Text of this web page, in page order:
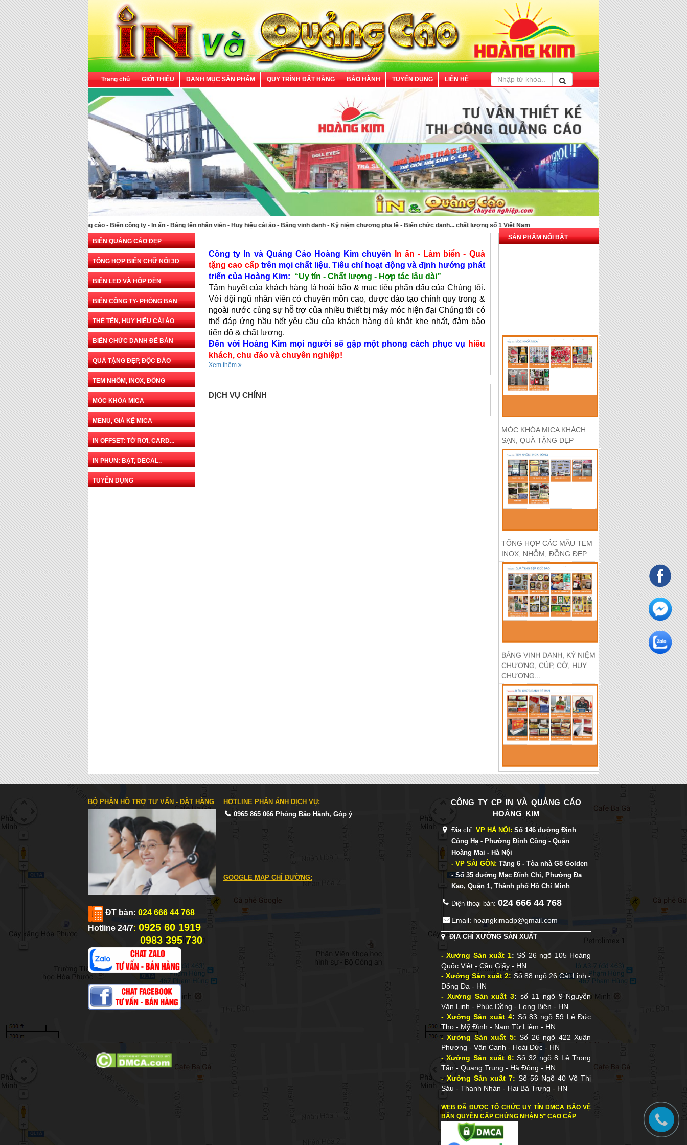
Trang chủ GIỚI THIỆU DANH MỤC SẢN PHẨM QUY TRÌNH ĐẶT HÀNG BẢO HÀNH TUYỂN DỤNG LIÊN HỆ
- thi công: Biển quảng cáo - Biển công ty - In ấn - Bảng tên nhân viên - Huy hiệu cài áo - Bảng vinh danh - Kỷ niệm chương pha lê - Biển chức danh... chất lượng số 1 Việt Nam
BIỂN QUẢNG CÁO ĐẸP
TỔNG HỢP BIỂN CHỮ NỔI 3D
BIỂN LED VÀ HỘP ĐÈN
BIỂN CÔNG TY- PHÒNG BAN
THẺ TÊN, HUY HIỆU CÀI ÁO
BIỂN CHỨC DANH ĐỂ BÀN
QUÀ TẶNG ĐẸP, ĐỘC ĐÁO
TEM NHÔM, INOX, ĐỒNG
MÓC KHÓA MICA
MENU, GIÁ KỆ MICA
IN OFFSET: TỜ RƠI, CARD...
IN PHUN: BẠT, DECAL..
TUYỂN DỤNG
Công ty In và Quảng Cáo Hoàng Kim chuyên
In ấn - Làm biển - Quà
tặng cao cấptrên mọi chất liệu. Tiêu chí hoạt động và định hướng phát
triển của Hoàng Kim: “Uy tín - Chất lượng - Hợp tác lâu dài”
Tâm huyết của khách hàng là hoài bão & mục tiêu phấn đấu của Chúng tôi.
Với đội ngũ nhân viên có chuyên môn cao, được đào tạo chính quy trong &
ngoài nước cùng sự hỗ trợ của nhiều thiết bị máy móc hiện đại Chúng tôi có
thể đáp ứng hầu hết yêu cầu của khách hàng dù khắt khe nhất, đảm bảo
tiến độ & chất lượng.
Đến với Hoàng Kim mọi người sẽ gặp một phong cách phục vụ hiếu
khách, chu đáo và chuyên nghiệp!
Xem thêm
DỊCH VỤ CHÍNH
SẢN PHẨM NỔI BẬT
MÓC KHÓA MICA KHÁCH
SẠN, QUÀ TẶNG ĐẸP
TỔNG HỢP CÁC MẪU TEM
INOX, NHÔM, ĐỒNG ĐẸP
BẢNG VINH DANH, KỶ NIỆM
CHƯƠNG, CÚP, CỜ, HUY
CHƯƠNG...
TỔNG HỢP CÁC MẪU BIỂN
CHỨC DANH ĐỂ BÀN ĐẸP
TH BẢNG TÊN NHÂN VIÊN,
HUY HIỆU CÀI ÁO CỰC ĐẸP
PHÒNG BAN, NỘI QUY ĐẸP
TỔNG HỢP BIỂN LED VÀ
HỘP ĐÈN CỰC SÁNG ĐẸP
BỘ PHẬN HỖ TRỢ TƯ VẤN - ĐẶT HÀNG
ĐT bàn: 024 666 44 768
Hotline 24/7: 0925 60 1919
0983 395 730
HOTLINE PHẢN ÁNH DỊCH VỤ:
0965 865 066 Phòng Bảo Hành, Góp ý
GOOGLE MAP CHỈ ĐƯỜNG:
CÔNG TY CP IN VÀ QUẢNG CÁO
HOÀNG KIM
Địa chỉ: VP HÀ NỘI: Số 146 đường Định
Công Hạ - Phường Định Công - Quận
Hoàng Mai - Hà Nội
- VP SÀI GÒN: Tầng 6 - Tòa nhà G8 Golden
- Số 35 đường Mạc Đĩnh Chi, Phường Đa
Kao, Quận 1, Thành phố Hồ Chí Minh
Điện thoại bàn: 024 666 44 768
Email: hoangkimadp@gmail.com
ĐỊA CHỈ XƯỞNG SẢN XUẤT
- Xưởng Sản xuất 1: Số 26 ngõ 105 Hoàng
Quốc Việt - Cầu Giấy - HN
- Xưởng Sản xuất 2: Số 88 ngõ 26 Cát Linh -
Đống Đa - HN
- Xưởng Sản xuất 3: số 11 ngõ 9 Nguyễn
Văn Linh - Phúc Đồng - Long Biên - HN
- Xưởng Sản xuất 4: Số 83 ngõ 59 Lê Đức
Thọ - Mỹ Đình - Nam Từ Liêm - HN
- Xưởng Sản xuất 5: Số 26 ngõ 422 Xuân
Phương - Vân Canh - Hoài Đức - HN
- Xưởng Sản xuất 6: Số 32 ngõ 8 Lê Trọng
Tấn - Quang Trung - Hà Đông - HN
- Xưởng Sản xuất 7: Số 56 Ngõ 40 Võ Thị
Sáu - Thanh Nhàn - Hai Bà Trưng - HN
WEB ĐÃ ĐƯỢC TỔ CHỨC UY TÍN DMCA BẢO VỆ
BẢN QUYỀN CẤP CHỨNG NHẬN 5* CAO CẤP